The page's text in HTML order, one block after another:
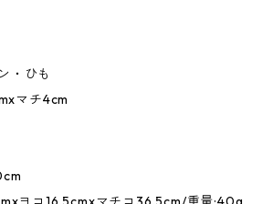
・ひも
マチ4cm